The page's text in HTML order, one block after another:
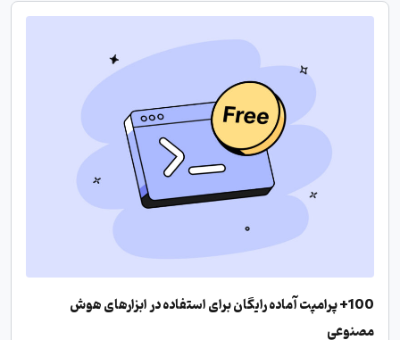
100+ پرامپت آماده رایگان برای استفاده در ابزارهای هوش
مصنوعی